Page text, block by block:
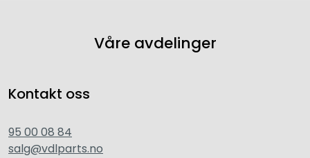
Våre avdelinger
Kontakt oss
95 00 08 84
salg@vdlparts.no